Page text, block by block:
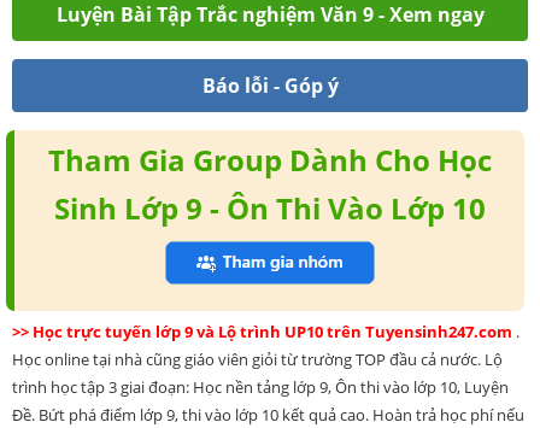
Luyện Bài Tập Trắc nghiệm Văn 9 - Xem ngay
Báo lỗi - Góp ý
Tham Gia Group Dành Cho Học
Sinh Lớp 9 - Ôn Thi Vào Lớp 10
>> Học trực tuyến lớp 9 và Lộ trình UP10 trên Tuyensinh247.com .
Học online tại nhà cũng giáo viên giỏi từ trường TOP đầu cả nước. Lộ
trình học tập 3 giai đoạn: Học nền tảng lớp 9, Ôn thi vào lớp 10, Luyện
Đề. Bứt phá điểm lớp 9, thi vào lớp 10 kết quả cao. Hoàn trả học phí nếu